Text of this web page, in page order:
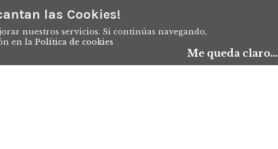
las Cookies!
nuestros servicios. Si continúas navegando,
en la Política de cookies
Me queda claro...